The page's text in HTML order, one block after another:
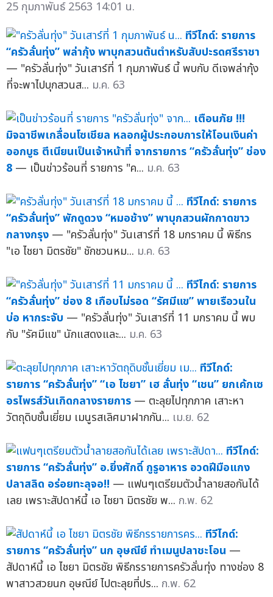
25 กุมภาพันธ์ 2563 14:01 น.
ทีวีไกด์: รายการ
“ครัวลั่นทุ่ง” พล่ากุ้ง พาบุกสวนต้นตำหรับสับปะรดศรีราชา
— "ครัวลั่นทุ่ง" วันเสาร์ที่ 1 กุมภาพันธ์ นี้ พบกับ ดีเจพล่ากุ้ง
ที่จะพาไปบุกสวนส... ม.ค. 63
เตือนภัย !!!
มิจฉาชีพเกลื่อนโซเชียล หลอกผู้ประกอบการให้โอนเงินค่า
ออกบูธ ตีเนียนเป็นเจ้าหน้าที่ จากรายการ “ครัวลั่นทุ่ง” ช่อง
8 — เป็นข่าวร้อนที่ รายการ "ค... ม.ค. 63
ทีวีไกด์: รายการ
“ครัวลั่นทุ่ง” พักดูดวง “หมอช้าง” พาบุกสวนผักกาดขาว
กลางกรุง — "ครัวลั่นทุ่ง" วันเสาร์ที่ 18 มกราคม นี้ พิธีกร
"เอ ไชยา มิตรชัย" ชักชวนหม... ม.ค. 63
ทีวีไกด์: รายการ
“ครัวลั่นทุ่ง” ช่อง 8 เกือบไม่รอด “รัศมีแข” พายเรือวนใน
บ่อ หากระจับ — "ครัวลั่นทุ่ง" วันเสาร์ที่ 11 มกราคม นี้ พบ
กับ "รัศมีแข" นักแสดงและ... ม.ค. 63
ทีวีไกด์:
รายการ “ครัวลั่นทุ่ง” “เอ ไชยา” เฮ ลั่นทุ่ง “เชน” ยกเค้กเซ
อรไพรส์วันเกิดกลางรายการ — ตะลุยไปทุกภาค เสาะหา
วัตถุดิบชั้นเยี่ยม เมนูรสเลิศมาฝากกัน... เม.ย. 62
ทีวีไกด์:
รายการ “ครัวลั่นทุ่ง” อ.ยิ่งศักดิ์ กูรูอาหาร อวดฝีมือแกง
ปลาสลิด อร่อยทะลุจอ!! — แฟนๆเตรียมตัวน้ำลายสอกันได้
เลย เพราะสัปดาห์นี้ เอ ไชยา มิตรชัย พ... ก.พ. 62
ทีวีไกด์:
รายการ “ครัวลั่นทุ่ง” นก อุษณีย์ ทำเมนูปลาชะโอน —
สัปดาห์นี้ เอ ไชยา มิตรชัย พิธีกรรายการครัวลั่นทุ่ง ทางช่อง 8
พาสาวสวยนก อุษณีย์ ไปตะลุยที่ปร... ก.พ. 62